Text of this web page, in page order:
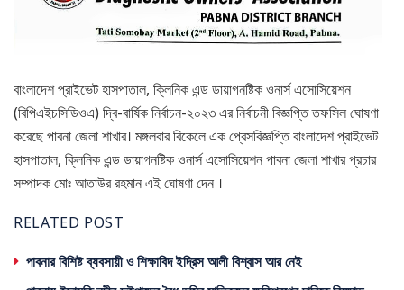
বাংলাদেশ প্রাইভেট হাসপাতাল, ক্লিনিক এন্ড ডায়াগনষ্টিক ওনার্স এসোসিয়েশন
(বিপিএইচসিডিওএ) দ্বি-বার্ষিক নির্বাচন-২০২৩ এর নির্বাচনী বিজ্ঞপ্তি তফসিল ঘোষণা
করেছে পাবনা জেলা শাখার। মঙ্গলবার বিকেলে এক প্রেসবিজ্ঞপ্তি বাংলাদেশ প্রাইভেট
হাসপাতাল, ক্লিনিক এন্ড ডায়াগনষ্টিক ওনার্স এসোসিয়েশন পাবনা জেলা শাখার প্রচার
সম্পাদক মোঃ আতাউর রহমান এই ঘোষণা দেন ।
RELATED POST
পাবনার বিশিষ্ট ব্যবসায়ী ও শিক্ষাবিদ ইদ্রিস আলী বিশ্বাস আর নেই